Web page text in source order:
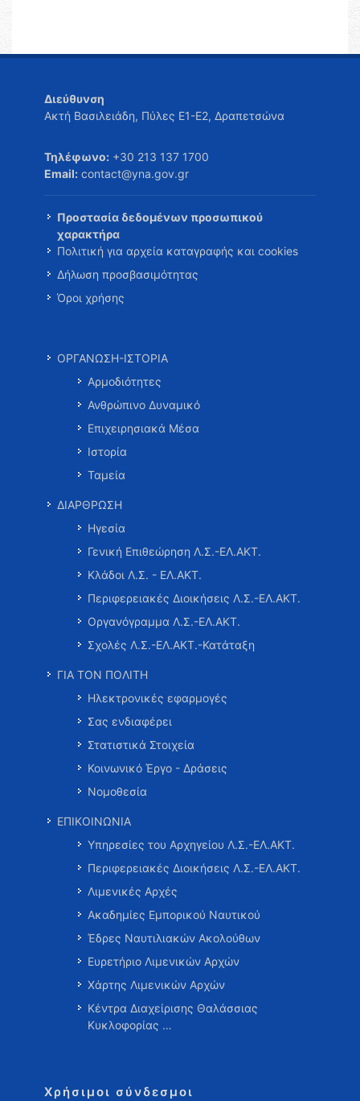
Διεύθυνση
Ακτή Βασιλειάδη, Πύλες Ε1-Ε2, Δραπετσώνα
Τηλέφωνο: +30 213 137 1700
Email: contact@yna.gov.gr
Προστασία δεδομένων προσωπικού
χαρακτήρα
Πολιτική για αρχεία καταγραφής και cookies
Δήλωση προσβασιμότητας
Όροι χρήσης
ΟΡΓΑΝΩΣΗ-ΙΣΤΟΡΙΑ
Αρμοδιότητες
Ανθρώπινο Δυναμικό
Επιχειρησιακά Μέσα
Ιστορία
Ταμεία
ΔΙΑΡΘΡΩΣΗ
Ηγεσία
Γενική Επιθεώρηση Λ.Σ.-ΕΛ.ΑΚΤ.
Κλάδοι Λ.Σ. - ΕΛ.ΑΚΤ.
Περιφερειακές Διοικήσεις Λ.Σ.-ΕΛ.ΑΚΤ.
Οργανόγραμμα Λ.Σ.-ΕΛ.ΑΚΤ.
Σχολές Λ.Σ.-ΕΛ.ΑΚΤ.-Κατάταξη
ΓΙΑ ΤΟΝ ΠΟΛΙΤΗ
Ηλεκτρονικές εφαρμογές
Σας ενδιαφέρει
Στατιστικά Στοιχεία
Κοινωνικό Έργο - Δράσεις
Νομοθεσία
ΕΠΙΚΟΙΝΩΝΙΑ
Υπηρεσίες του Αρχηγείου Λ.Σ.-ΕΛ.ΑΚΤ.
Περιφερειακές Διοικήσεις Λ.Σ.-ΕΛ.ΑΚΤ.
Λιμενικές Αρχές
Ακαδημίες Εμπορικού Ναυτικού
Έδρες Ναυτιλιακών Ακολούθων
Ευρετήριο Λιμενικών Αρχών
Χάρτης Λιμενικών Αρχών
Κέντρα Διαχείρισης Θαλάσσιας
Κυκλοφορίας …
Χρήσιμοι σύνδεσμοι